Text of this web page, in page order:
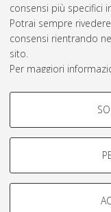
consensi più specifici
Potrai sempre
consensi rientrando
sito.
Per maggiori
COOKIE DI
Si tratta di cookie
navigazione degli
Mostra cookie di
Rss 2.0
AMS Laurea
Impostazioni
Informativa sulla
Condizioni d’uso